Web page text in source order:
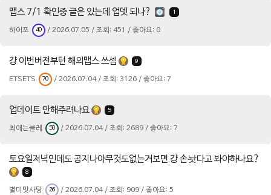
맵스 7/1 확인중 글은 있는데 업뎃 되나? 1
하이포 40 / 2026.07.05 / 조회: 451 / 좋아요: 0
걍 이번버전부턴 해외맵스 쓰셈 9
ETSETS 70 / 2026.07.04 / 조회: 3126 / 좋아요: 7
업데이트 안해주려나요 5
최애는클레 50 / 2026.07.04 / 조회: 2689 / 좋아요: 7
토요일저녁인데도 공지나아무것도없는거보면 걍 손놧다고 봐야하나요?
8
별미맛사탕 26 / 2026.07.04 / 조회: 909 / 좋아요: 5